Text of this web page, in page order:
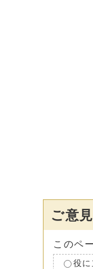
ご意
このペ
役に